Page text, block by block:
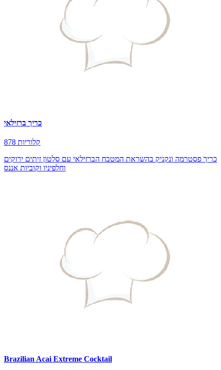
כריך ברזילאי
878 קלוריות
כריך פסטרמה ונקניק בהשראת המטבח הברזילאי עם סלטון זיתים ירוקים
וחלפיניו וקוביות אננס
Brazilian Acai Extreme Cocktail